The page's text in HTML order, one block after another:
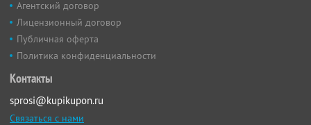
Агентский договор
Лицензионный договор
Публичная оферта
Политика конфиденциальности
Контакты
sprosi@kupikupon.ru
Связаться с нами